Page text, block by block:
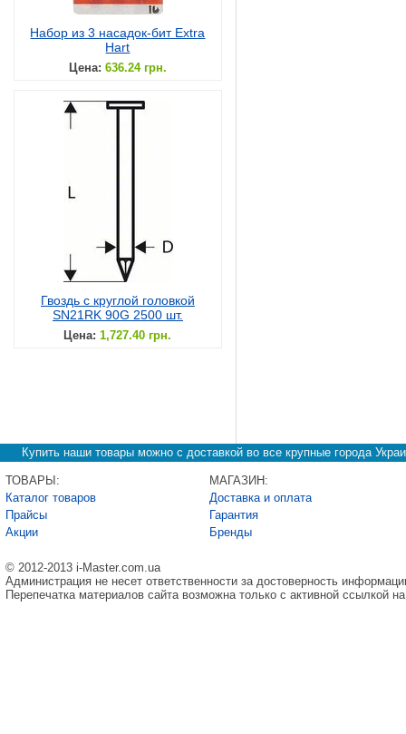
Набор из 3 насадок-бит Extra
Hart
Цена: 636.24 грн.
Гвоздь с круглой головкой
SN21RK 90G 2500 шт.
Цена: 1,727.40 грн.
Купить наши товары можно с доставкой во все крупные города
ТОВАРЫ:
Каталог товаров
Прайсы
Акции
МАГАЗИН:
Доставка и оплата
Гарантия
Бренды
© 2012-2013 i-Master.com.ua
Администрация не несет ответственности за достоверность
Перепечатка материалов сайта возможна только с активной ссылкой